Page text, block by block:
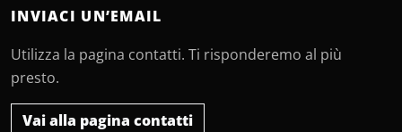
INVIACI UN’EMAIL
Utilizza la pagina contatti. Ti risponderemo al più
presto.
Vai alla pagina contatti